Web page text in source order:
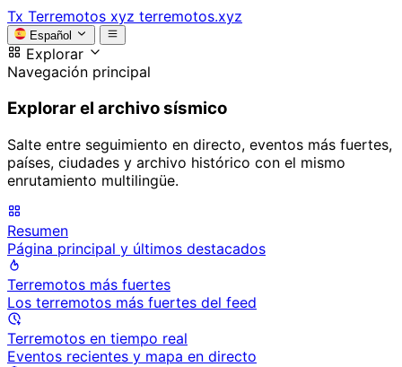
Tx Terremotos xyz terremotos.xyz
Español
Explorar
Navegación principal
Explorar el archivo sísmico
Salte entre seguimiento en directo, eventos más fuertes,
países, ciudades y archivo histórico con el mismo
enrutamiento multilingüe.
Resumen
Página principal y últimos destacados
Terremotos más fuertes
Los terremotos más fuertes del feed
Terremotos en tiempo real
Eventos recientes y mapa en directo